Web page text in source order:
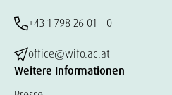
+43 1 798 26 01 – 0
office@wifo.ac.at
Weitere Informationen